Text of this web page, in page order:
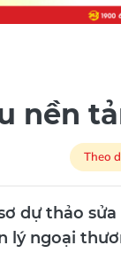
nền
Theo
dự thảo
lý ngoại